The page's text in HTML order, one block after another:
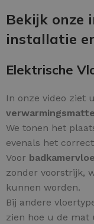
Bekijk onze
installatie
Elektrische
In onze video ziet u
We tonen het
evenals het
Voor
zonder voorstrijk,
kunnen worden.
Bij andere
zien hoe u de mat